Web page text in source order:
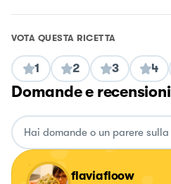
VOTA QUESTA RICETTA
1 2 3 4
Domande e recensioni
flaviafloow